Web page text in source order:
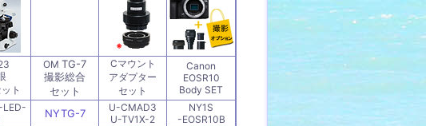
※
ト
OM TG-7
撮影総合
セット
Cマウント
アダプター
セット
Canon
EOSR10
Body SET
LED-
NYTG-7
U-CMAD3
U-TV1X-2
NY1S
-EOSR10B